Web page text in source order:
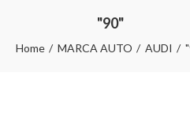
"90"
Home MARCA AUTO AUDI